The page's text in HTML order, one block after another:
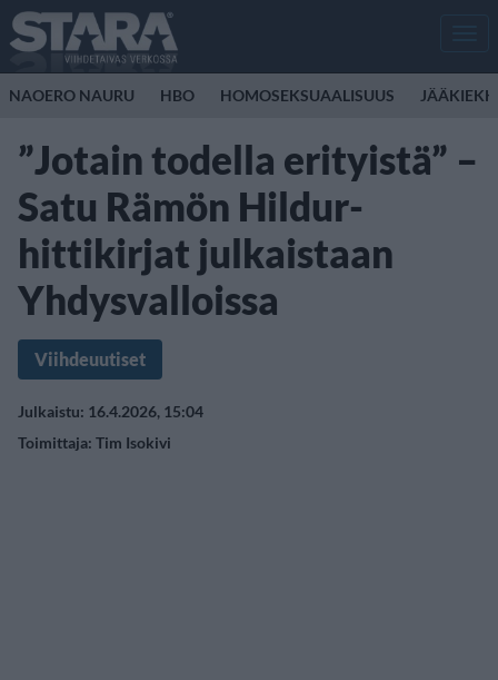
NAOERO NAURU HBO HOMOSEKSUAALISUUS
”Jotain todella erityistä” –
Satu Rämön Hildur-
hittikirjat julkaistaan
Yhdysvalloissa
Viihdeuutiset
Julkaistu: 16.4.2026, 15:04
Toimittaja: Tim Isokivi